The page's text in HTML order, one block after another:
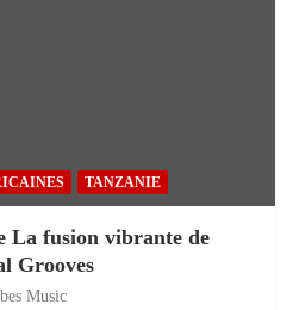
TANZANIE
La fusion vibrante de
Grooves
Music